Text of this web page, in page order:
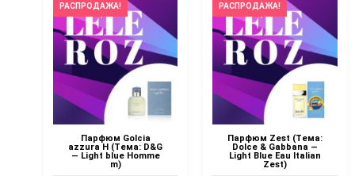
РАСПРОДАЖА!
Парфюм Golcia
azzura H (Тема: D&G
— Light blue Homme
m)
РАСПРОДАЖА!
Парфюм Zest (Тема:
Dolce & Gabbana —
Light Blue Eau Italian
Zest)